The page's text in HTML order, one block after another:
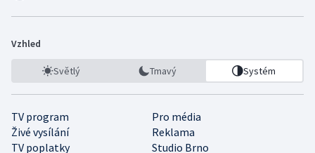
Vzhled
Světlý Tmavý Systém
TV program
Pro média
Živé vysílání
Reklama
TV poplatky
Studio Brno